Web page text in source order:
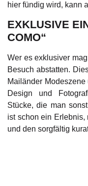
hier fündig wird, kann
EXKLUSIVE
COMO“
Wer es exklusiver
Besuch abstatten.
Mailänder
Design und
Stücke, die man
ist schon ein Erlebnis,
und den sorgfältig